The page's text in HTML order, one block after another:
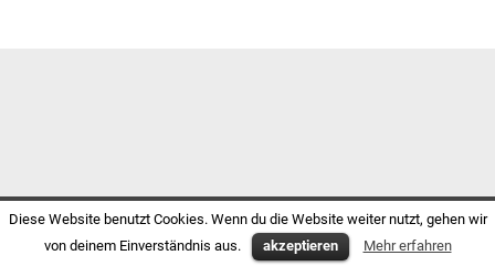
Diese Website benutzt Cookies. Wenn du die Website weiter nutzt, gehen wir
von deinem Einverständnis aus.
akzeptieren Mehr erfahren